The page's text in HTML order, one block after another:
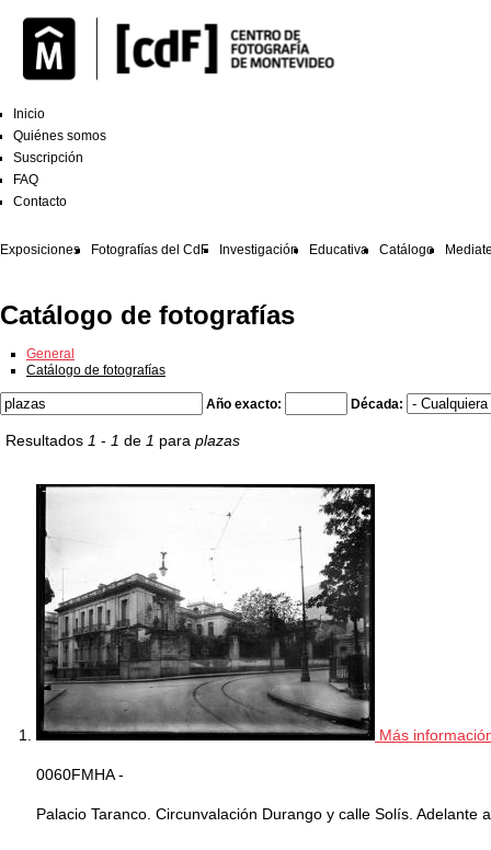
Inicio
Quiénes somos
Suscripción
FAQ
Contacto
Catálogo de fotografías
General
Catálogo de fotografías
Año exacto: Década:
Resultados 1 - 1 de 1 para plazas
Más
0060FMHA -
Palacio Taranco. Circunvalación Durango y calle Solís. Adelante
Exposiciones Fotografías del CdF Investigación Educativa Catálogo